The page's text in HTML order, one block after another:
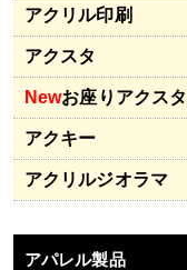
アクリル印刷
アクスタ
Newお座りアクスタ
アクキー
アクリルジオラマ
アパレル製品